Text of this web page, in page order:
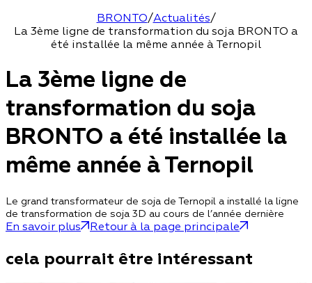
BRONTO/Actualités/
La 3ème ligne de transformation du soja BRONTO a
été installée la même année à Ternopil
La 3ème ligne de
transformation du soja
BRONTO a été installée la
même année à Ternopil
Le grand transformateur de soja de Ternopil a installé la ligne
de transformation de soja 3D au cours de l’année dernière
En savoir plus Retour à la page principale
cela pourrait être intéressant